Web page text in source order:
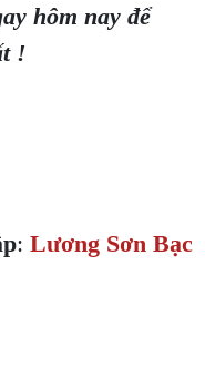
hôm nay để
!
: Lương Sơn Bạc